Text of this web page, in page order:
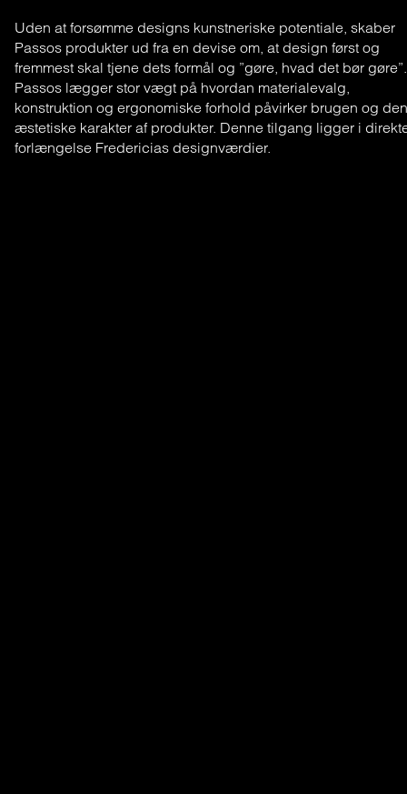
Uden at forsømme designs kunstneriske potentiale, skaber
Passos produkter ud fra en devise om, at design først og
fremmest skal tjene dets formål og ”gøre, hvad det bør gøre”.
Passos lægger stor vægt på hvordan materialevalg,
konstruktion og ergonomiske forhold påvirker brugen og den
æstetiske karakter af produkter. Denne tilgang ligger i
forlængelse Fredericias designværdier.